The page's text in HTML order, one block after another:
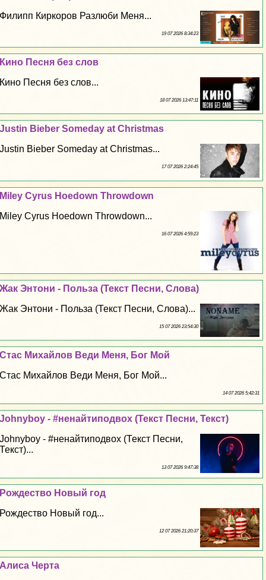
Филипп Киркоров Разлюби Меня...
19 07 2026 8:34:23
Кино Песня без слов
Кино Песня без слов...
18 07 2026 13:47:11
Justin Bieber Someday at Christmas
Justin Bieber Someday at Christmas...
17 07 2026 2:24:45
Miley Cyrus Hoedown Throwdown
Miley Cyrus Hoedown Throwdown...
16 07 2026 4:59:23
Жак Энтони - Польза (Текст Песни, Слова)
Жак Энтони - Польза (Текст Песни, Слова)...
15 07 2026 23:54:30
Стас Михайлов Веди Меня, Бог Мой
Стас Михайлов Веди Меня, Бог Мой...
14 07 2026 5:42:31
Johnyboy - #ненайтиподвох (Текст Песни, Текст)
Johnyboy - #ненайтиподвох (Текст Песни,
Текст)...
13 07 2026 9:47:38
Рождество Новый год
Рождество Новый год...
12 07 2026 21:20:37
Алиса Черта